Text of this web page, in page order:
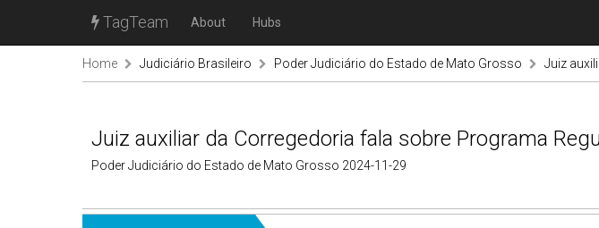
TagTeam About Hubs
Home Judiciário Brasileiro Poder Judiciário do Estado de Mato Grosso Juiz
Juiz auxiliar da Corregedoria fala sobre Programa
Poder Judiciário do Estado de Mato Grosso 2024-11-29